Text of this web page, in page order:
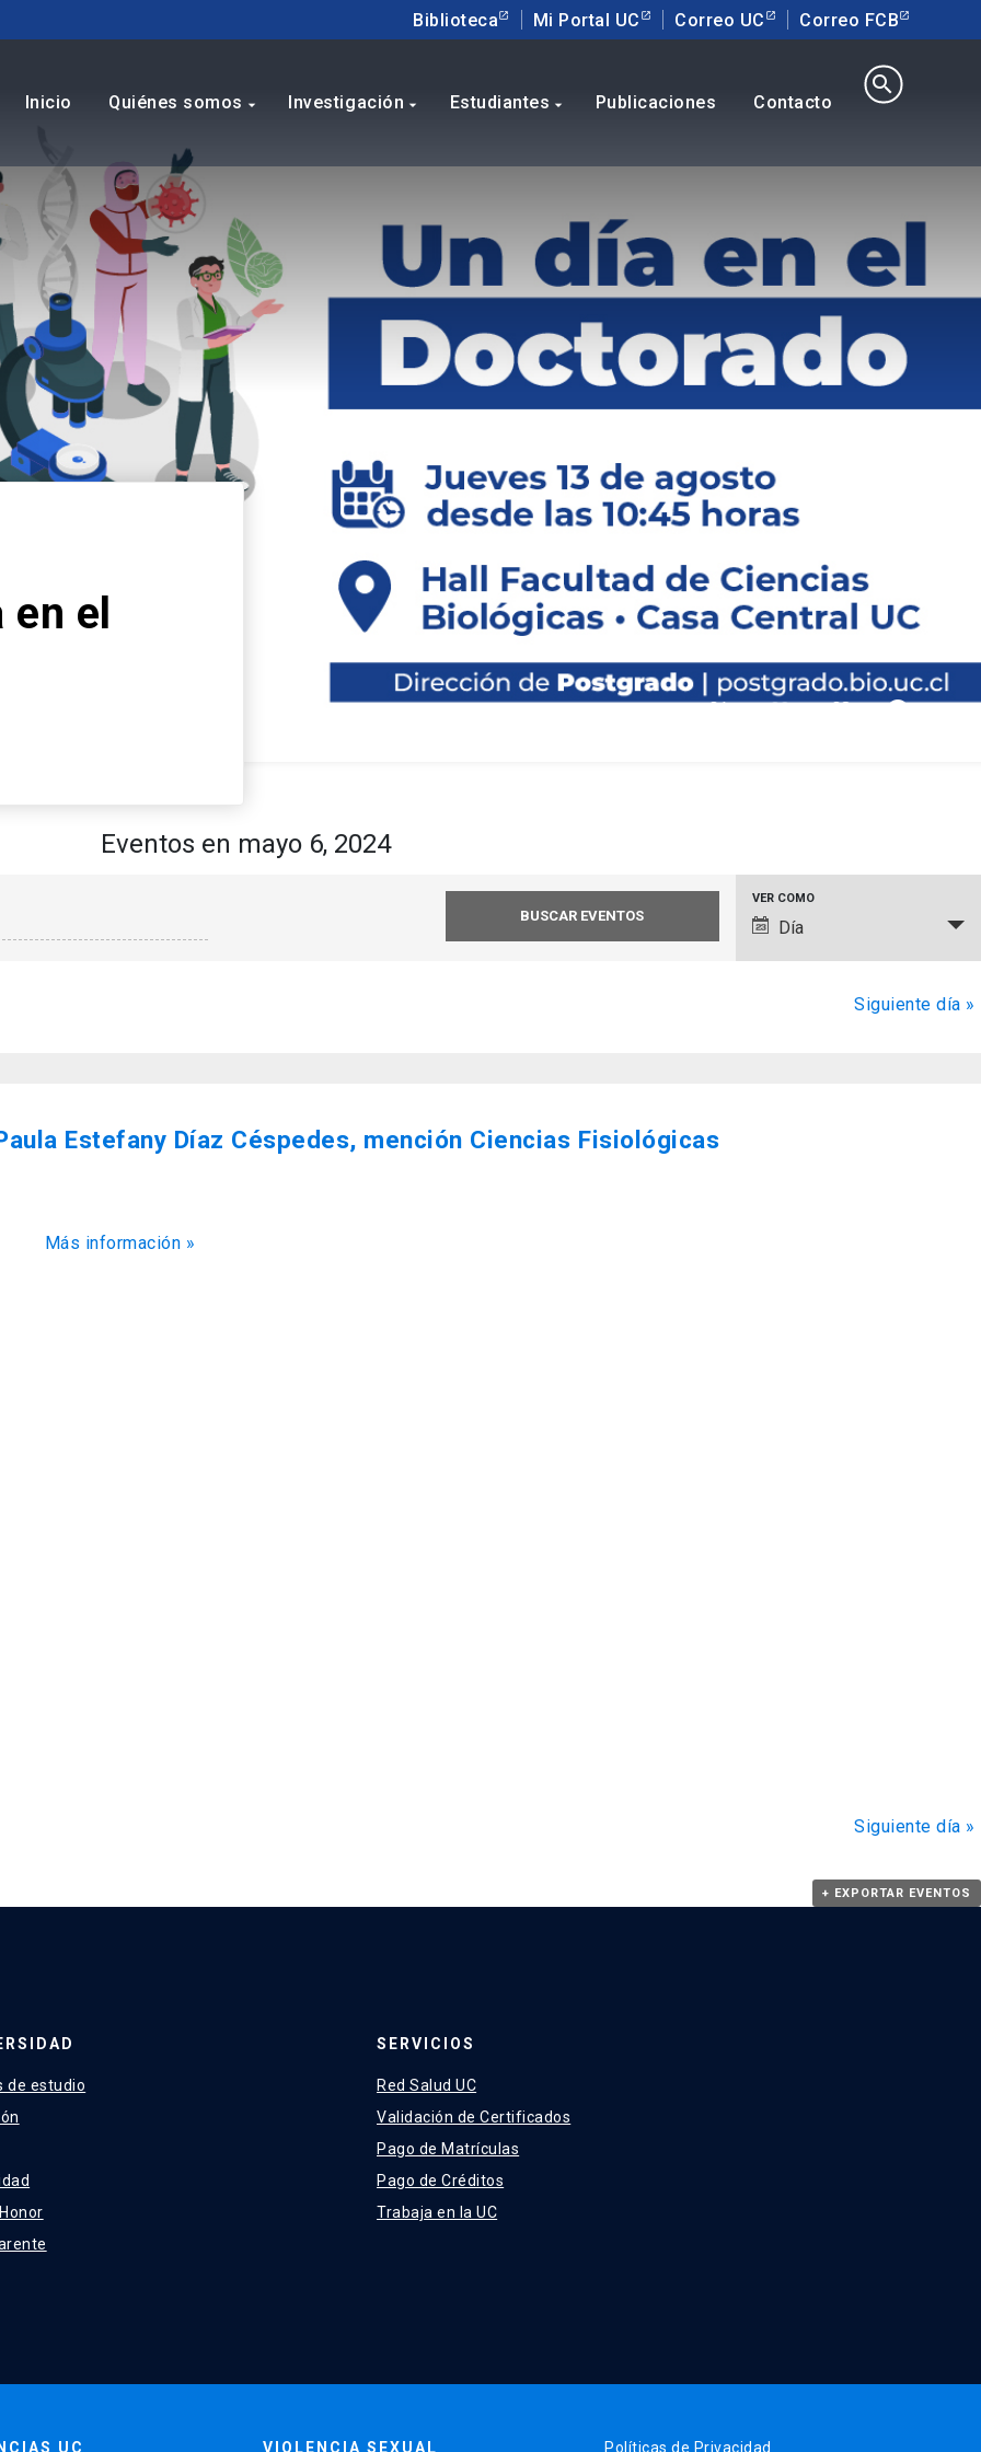
Biblioteca Mi Portal UC Correo UC Correo FCB
Inicio Quiénes somos arrow_drop_down Investigación arrow_drop_down Estudiantes arrow_drop_down Publicaciones Contacto
search
de la
01 02 03 pause_circle_filled
Eventos en mayo 6, 2024
Navegación
de
vistas
VER COMO
Día
Siguiente día »
Estefany Díaz Céspedes, mención Ciencias Fisiológicas
Más información »
Siguiente día »
+ EXPORTAR EVENTOS
de estudio
SERVICIOS
Red Salud UC
Validación de Certificados
Pago de Matrículas
Pago de Créditos
Trabaja en la UC
UC VIOLENCIA SEXUAL Políticas de Privacidad